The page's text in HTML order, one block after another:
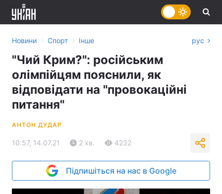
Новини › Спорт › Інше рус
"Чий Крим?": російським
олімпійцям пояснили, як
відповідати на "провокаційні
питання"
АНТОН ДУДАР
10:57, 14.07.21 2 хв. 4232
Підпишіться на нас в Google